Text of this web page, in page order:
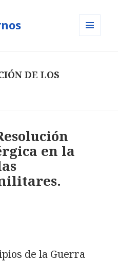
DE LOS
en la
de la Guerra